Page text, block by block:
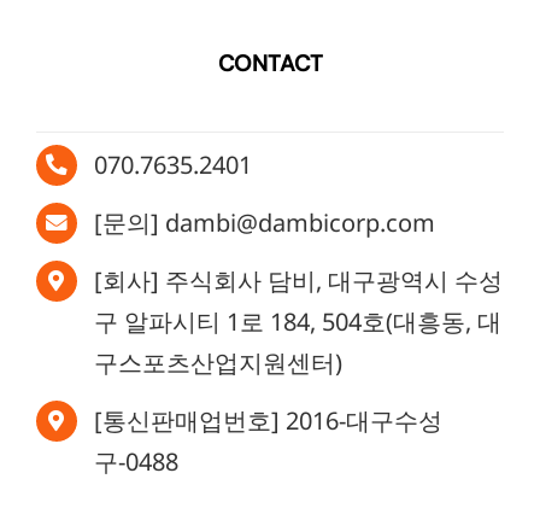
CONTACT
070.7635.2401
[문의] dambi@dambicorp.com
[회사] 주식회사 담비, 대구광역시 수성
구 알파시티 1로 184, 504호(대흥동, 대
구스포츠산업지원센터)
[통신판매업번호] 2016-대구수성
구-0488